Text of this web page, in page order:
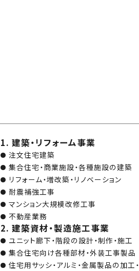
1. 建築・リフォーム事業
注文住宅建築
集合住宅・商業施設・各種施設の建築
リフォーム・増改築・リノベーション
耐震補強工事
マンション大規模改修工事
不動産業務
2. 建築資材・製造施工事業
ユニット廊下・階段の設計・制作・施工
集合住宅向け各種部材・外装工事製品
住宅用サッシ・アルミ・金属製品の加工